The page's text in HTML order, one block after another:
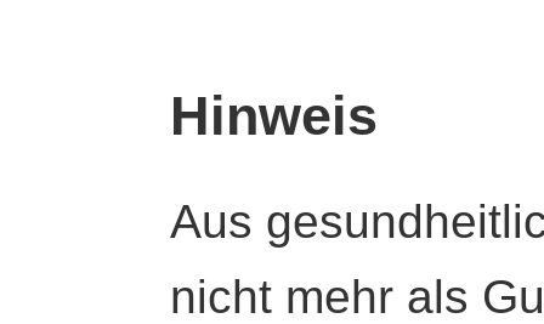
Hinweis
Aus
nicht mehr als